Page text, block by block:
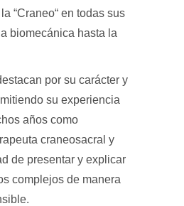
“Craneo“ en todas sus
biomecánica hasta la
por su carácter y
su experiencia
años como
craneosacral y
de presentar y explicar
complejos de manera